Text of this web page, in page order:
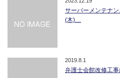
サーバーメンテナ
(木)…
2019.8.1
弁護士会館改修工